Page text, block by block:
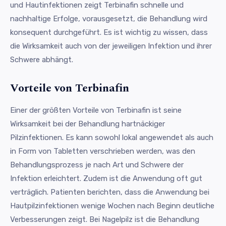
und Hautinfektionen zeigt Terbinafin schnelle und
nachhaltige Erfolge, vorausgesetzt, die Behandlung wird
konsequent durchgeführt. Es ist wichtig zu wissen, dass
die Wirksamkeit auch von der jeweiligen Infektion und ihrer
Schwere abhängt.
Vorteile von Terbinafin
Einer der größten Vorteile von Terbinafin ist seine
Wirksamkeit bei der Behandlung hartnäckiger
Pilzinfektionen. Es kann sowohl lokal angewendet als auch
in Form von Tabletten verschrieben werden, was den
Behandlungsprozess je nach Art und Schwere der
Infektion erleichtert. Zudem ist die Anwendung oft gut
verträglich. Patienten berichten, dass die Anwendung bei
Hautpilzinfektionen wenige Wochen nach Beginn deutliche
Verbesserungen zeigt. Bei Nagelpilz ist die Behandlung